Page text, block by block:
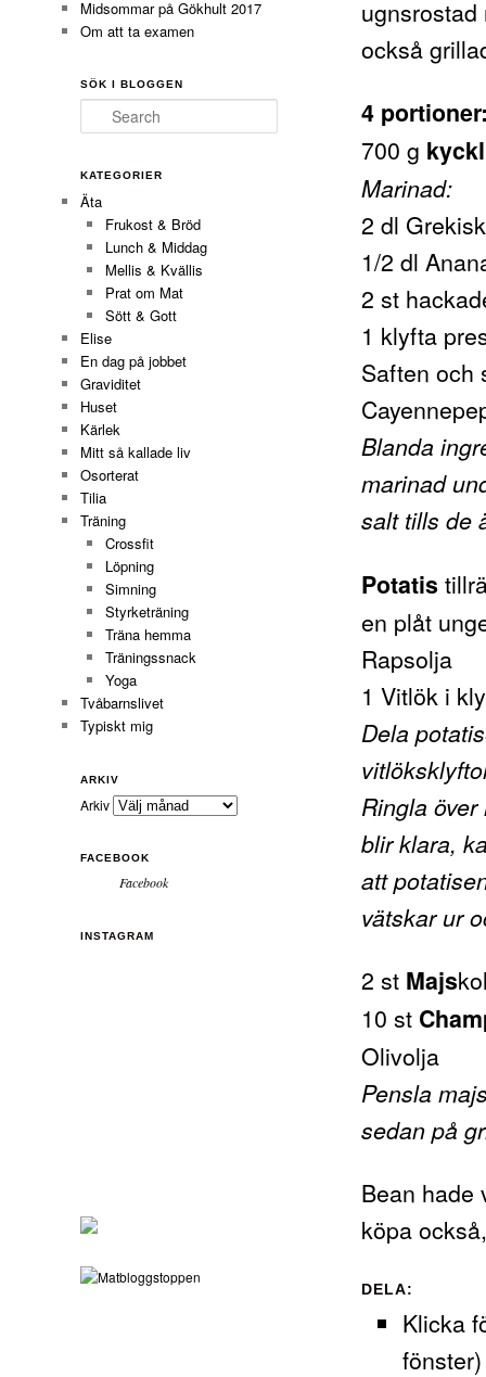
också
4
700 g
Marinad:
2 dl
1/2 dl
2 st
1 klyfta
Saften och
Blanda
marinad
salt tills de
Potatis
en plåt
Rapsolja
1 Vitlök i
Dela
Ringla
blir klara,
att
vätskar ur
2 st Majs
10 st
Olivolja
Pensla
sedan på
Bean hade
köpa
DELA:
Klicka
fönster)
Midsommar på Gökhult 2017
Om att ta examen
SÖK I BLOGGEN
Search
KATEGORIER
Äta
Frukost & Bröd
Lunch & Middag
Mellis & Kvällis
Prat om Mat
Sött & Gott
Elise
En dag på jobbet
Graviditet
Huset
Kärlek
Mitt så kallade liv
Osorterat
Tilia
Träning
Crossfit
Löpning
Simning
Styrketräning
Träna hemma
Träningssnack
Yoga
Tvåbarnslivet
Typiskt mig
ARKIV
Arkiv
FACEBOOK
Facebook
INSTAGRAM